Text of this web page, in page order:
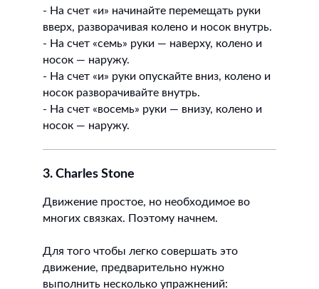
- На счет «и» начинайте перемещать руки
вверх, разворачивая колено и носок внутрь.
- На счет «семь» руки — наверху, колено и
носок — наружу.
- На счет «и» руки опускайте вниз, колено и
носок разворачивайте внутрь.
- На счет «восемь» руки — внизу, колено и
носок — наружу.
3. Charles Stone
Движение простое, но необходимое во
многих связках. Поэтому начнем.
Для того чтобы легко совершать это
движение, предварительно нужно
выполнить несколько упражнений: